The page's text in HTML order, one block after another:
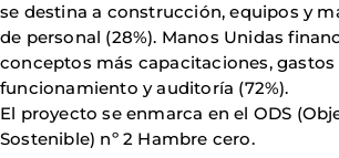
se destina a construcción, equipos y
de personal (28%). Manos Unidas
conceptos más capacitaciones, gastos
funcionamiento y auditoría (72%).
El proyecto se enmarca en el ODS
Sostenible) nº 2 Hambre cero.